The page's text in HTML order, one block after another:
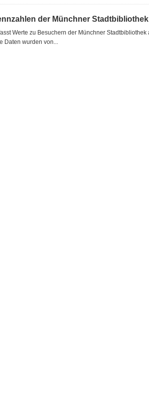
der Münchner
Werte zu Besuchern der Münchner
Daten wurden von...